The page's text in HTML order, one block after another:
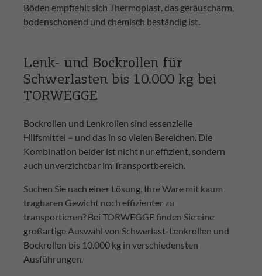
Böden empfiehlt sich Thermoplast, das geräuscharm,
bodenschonend und chemisch beständig ist.
Lenk- und Bockrollen für
Schwerlasten bis 10.000 kg bei
TORWEGGE
Bockrollen und Lenkrollen sind essenzielle
Hilfsmittel – und das in so vielen Bereichen. Die
Kombination beider ist nicht nur effizient, sondern
auch unverzichtbar im Transportbereich.
Suchen Sie nach einer Lösung, Ihre Ware mit kaum
tragbaren Gewicht noch effizienter zu
transportieren? Bei TORWEGGE finden Sie eine
großartige Auswahl von Schwerlast-Lenkrollen und
Bockrollen bis 10.000 kg in verschiedensten
Ausführungen.